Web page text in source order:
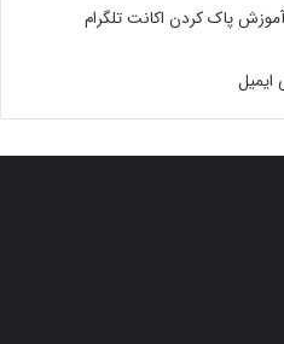
پاک کردن اکانت تلگرام